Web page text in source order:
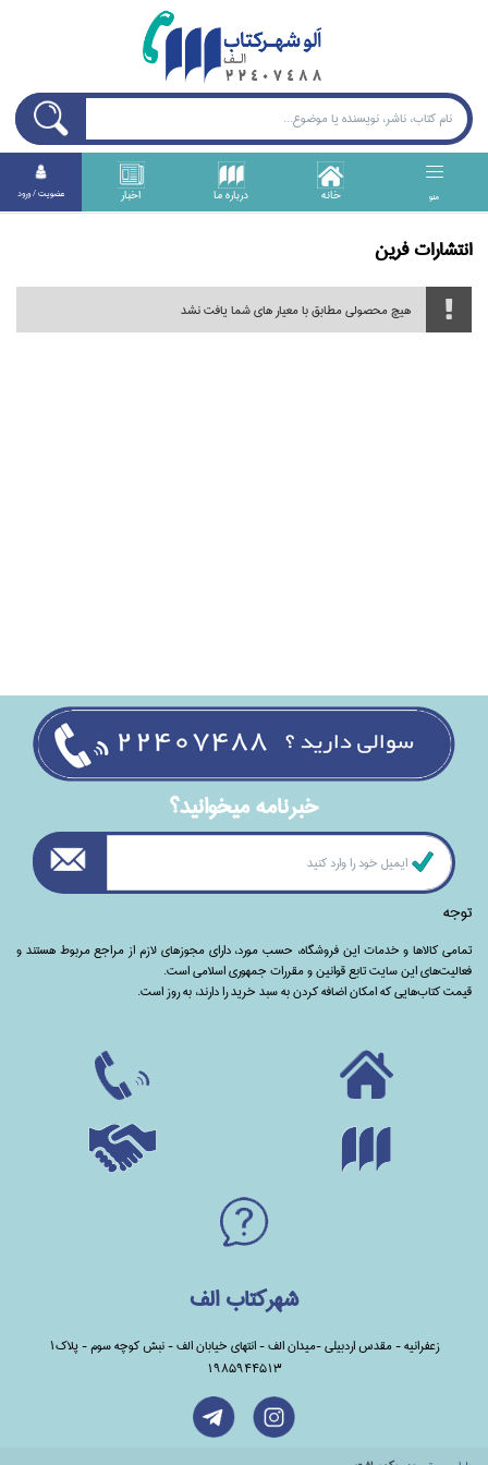
منو خانه درباره ما اخبار عضويت / ورود
انتشارات فرين
هیچ محصولی مطابق با معیار های شما یافت نشد
خبرنامه ميخوانيد؟
توجه
تمامی‌ کالاها و خدمات این فروشگاه، حسب مورد،‌ دارای مجوزهای لازم از مراجع مربوط هستند ‌و‌‌
فعالیت‌های این سایت تابع قوانین و مقررات جمهوری اسلامی است.
قیمت کتاب‌هایی که امکان اضافه کردن به سبد خرید را دارند،‌ به روز است.
شهرکتاب الف
زعفرانیه - مقدس اردبیلی -میدان الف - انتهای خیابان الف - نبش کوچه سوم - پلاک1
1985944513